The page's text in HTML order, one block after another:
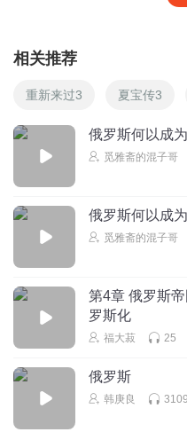
相关推荐
重新来过3 夏宝传3
俄罗斯何以成
觅雅斋的混子哥
俄罗斯何以成
觅雅斋的混子哥
第4章 俄罗斯
罗斯化
福大菽 25
俄罗斯
韩庚良 3109